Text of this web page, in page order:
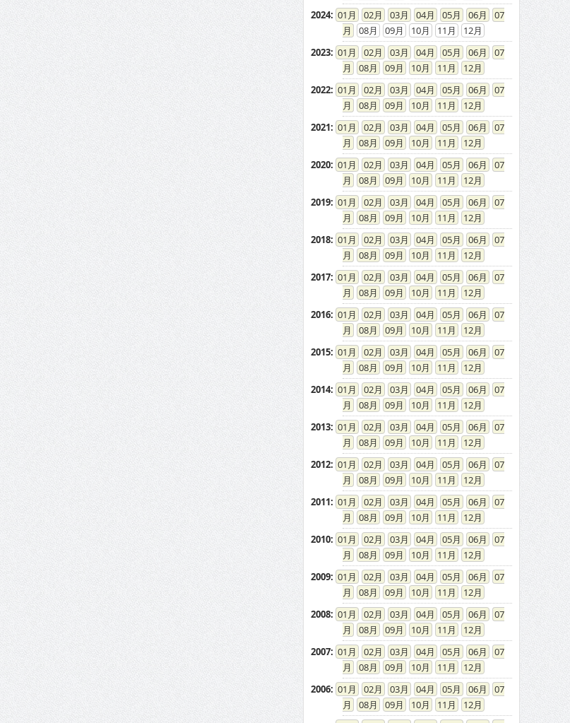
2024: 01 02 03 04 05 06
07
08
09 10 11
12
2023: 01 02 03 04 05 06
07
08
09 10 11
12
2022: 01 02 03 04 05 06
07
08
09 10 11
12
2021: 01 02 03 04 05 06
07
08
09 10 11
12
2020: 01 02 03 04 05 06
07
08
09 10 11
12
2019: 01 02 03 04 05 06
07
08
09 10 11
12
2018: 01 02 03 04 05 06
07
08
09 10 11
12
2017: 01 02 03 04 05 06
07
08
09 10 11
12
2016: 01 02 03 04 05 06
07
08
09 10 11
12
2015: 01 02 03 04 05 06
07
08
09 10 11
12
2014: 01 02 03 04 05 06
07
08
09 10 11
12
2013: 01 02 03 04 05 06
07
08
09 10 11
12
2012: 01 02 03 04 05 06
07
08
09 10 11
12
2011: 01 02 03 04 05 06
07
08
09 10 11
12
2010: 01 02 03 04 05 06
07
08
09 10 11
12
2009: 01 02 03 04 05 06
07
08
09 10 11
12
2008: 01 02 03 04 05 06
07
08
09 10 11
12
2007: 01 02 03 04 05 06
07
08
09 10 11
12
2006: 01 02 03 04 05 06
07
08
09 10 11
12